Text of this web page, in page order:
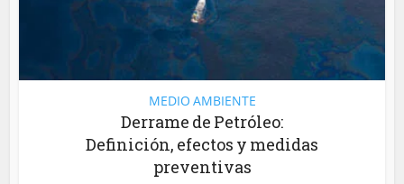
MEDIO AMBIENTE
Derrame de Petróleo:
Definición, efectos y medidas
preventivas